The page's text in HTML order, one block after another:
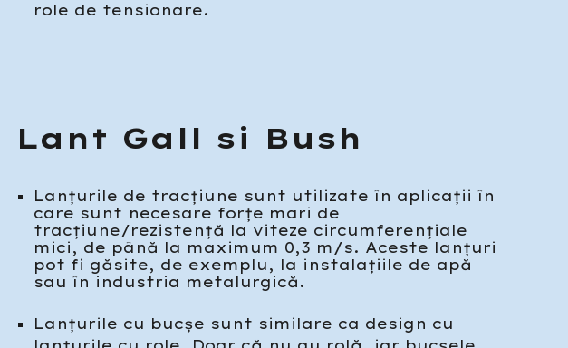
role de tensionare.
Lant Gall si Bush
Lanțurile de tracțiune sunt utilizate în aplicații în
care sunt necesare forțe mari de
tracțiune/rezistență la viteze circumferențiale
mici, de până la maximum 0,3 m/s. Aceste lanțuri
pot fi găsite, de exemplu, la instalațiile de apă
sau în industria metalurgică.
Lanțurile cu bucșe sunt similare ca design cu